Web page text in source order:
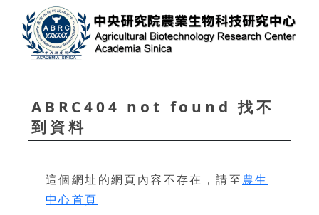
ABRC404 not found 找不
到資料
這個網址的網頁內容不存在，請至農生
中心首頁